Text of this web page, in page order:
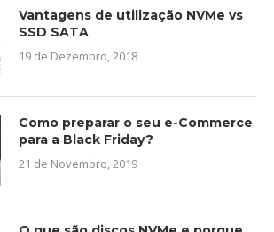
Vantagens de utilização NVMe vs
SSD SATA
19 de Dezembro, 2018
Como preparar o seu e-Commerce
para a Black Friday?
21 de Novembro, 2019